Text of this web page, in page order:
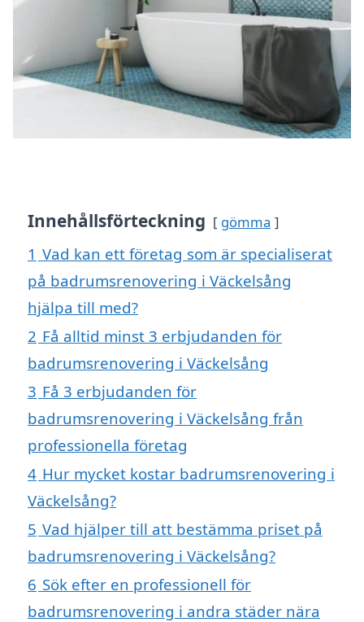
Innehållsförteckning gömma
1 Vad kan ett företag som är specialiserat
på badrumsrenovering i Väckelsång
hjälpa till med?
2 Få alltid minst 3 erbjudanden för
badrumsrenovering i Väckelsång
3 Få 3 erbjudanden för
badrumsrenovering i Väckelsång från
professionella företag
4 Hur mycket kostar badrumsrenovering i
Väckelsång?
5 Vad hjälper till att bestämma priset på
badrumsrenovering i Väckelsång?
6 Sök efter en professionell för
badrumsrenovering i andra städer nära